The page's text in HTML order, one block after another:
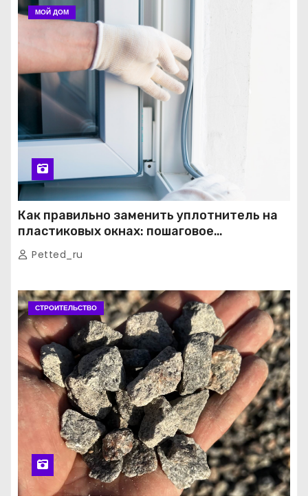
МОЙ ДОМ
Как правильно заменить уплотнитель на
пластиковых окнах: пошаговое
руководство от экспертов
Petted_ru
СТРОИТЕЛЬСТВО